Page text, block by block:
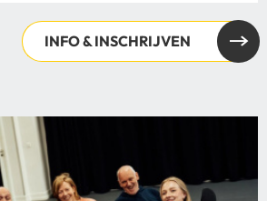
INFO & INSCHRIJVEN